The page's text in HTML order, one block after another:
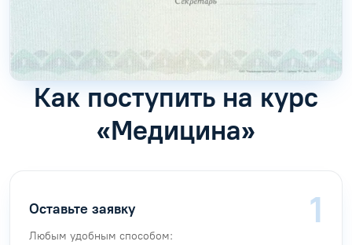
Как поступить на курс
«Медицина»
Оставьте заявку
Любым удобным способом: